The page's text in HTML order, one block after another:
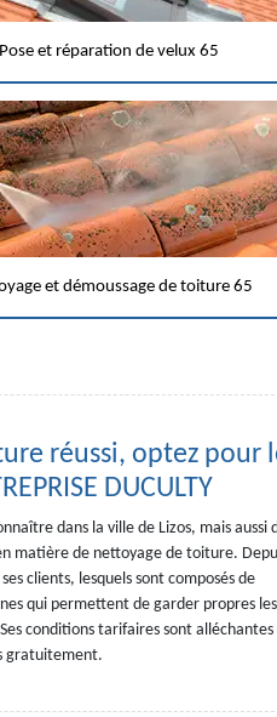
Pose et réparation de velux 65
et démoussage de toiture 65
réussi, optez pour
DUCULTY
dans la ville de Lizos, mais aussi
matière de nettoyage de toiture.
clients, lesquels sont composés de
qui permettent de garder propres les
conditions tarifaires sont alléchantes
gratuitement.